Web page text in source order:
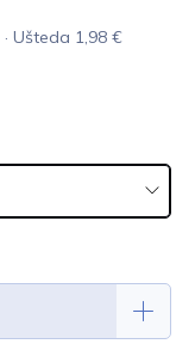
· Ušteda 1,98 €